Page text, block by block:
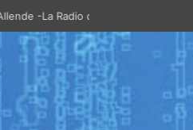
-La Radio de la Villa- "El Aire de